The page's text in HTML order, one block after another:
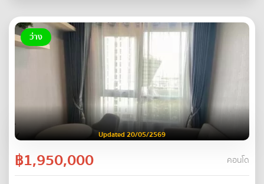
ว่าง
Updated 20/05/2569
฿1,950,000 คอนโด